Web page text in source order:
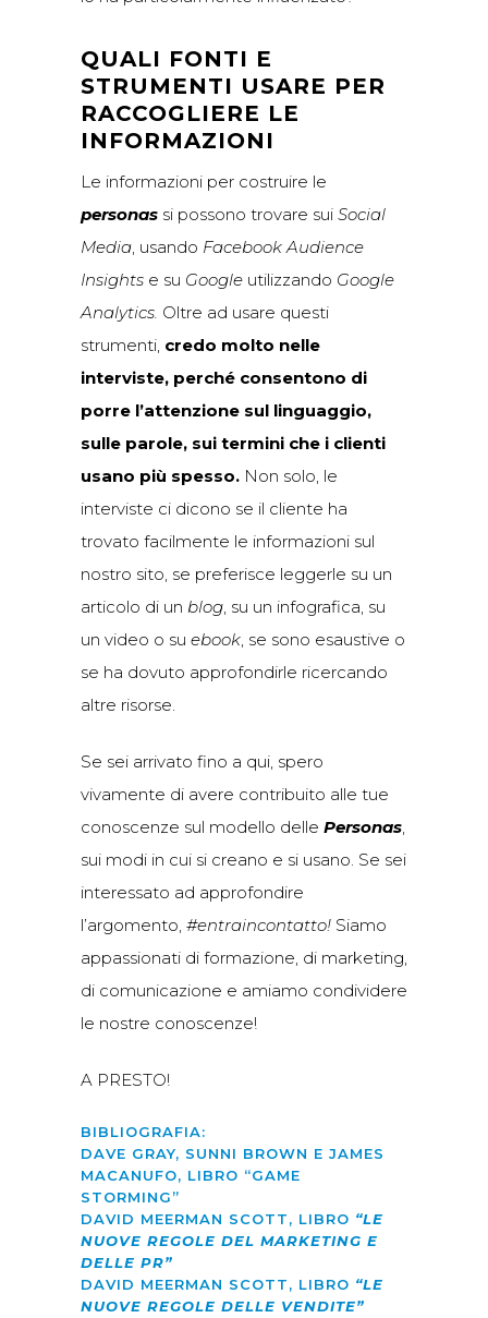
QUALI FONTI E
STRUMENTI USARE PER
RACCOGLIERE LE
INFORMAZIONI
Le informazioni per costruire le
personas si possono trovare sui Social
Media, usando Facebook Audience
Insights e su Google utilizzando Google
Analytics. Oltre ad usare questi
strumenti, credo molto nelle
interviste, perché consentono di
porre l’attenzione sul linguaggio,
sulle parole, sui termini che i clienti
usano più spesso. Non solo, le
interviste ci dicono se il cliente ha
trovato facilmente le informazioni sul
nostro sito, se preferisce leggerle su un
articolo di un blog, su un infografica, su
un video o su ebook, se sono esaustive o
se ha dovuto approfondirle ricercando
altre risorse.
Se sei arrivato fino a qui, spero
vivamente di avere contribuito alle tue
conoscenze sul modello delle Personas,
sui modi in cui si creano e si usano. Se sei
interessato ad approfondire
l’argomento, #entraincontatto! Siamo
appassionati di formazione, di marketing,
di comunicazione e amiamo condividere
le nostre conoscenze!
A PRESTO!
BIBLIOGRAFIA:
DAVE GRAY, SUNNI BROWN E JAMES
MACANUFO, LIBRO “GAME
STORMING”
DAVID MEERMAN SCOTT, LIBRO “LE
NUOVE REGOLE DEL MARKETING E
DELLE PR”
DAVID MEERMAN SCOTT, LIBRO “LE
NUOVE REGOLE DELLE VENDITE”